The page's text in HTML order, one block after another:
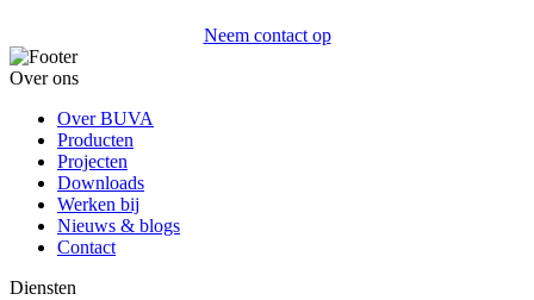
Neem contact op
Over ons
Over BUVA
Producten
Projecten
Downloads
Werken bij
Nieuws & blogs
Contact
Diensten